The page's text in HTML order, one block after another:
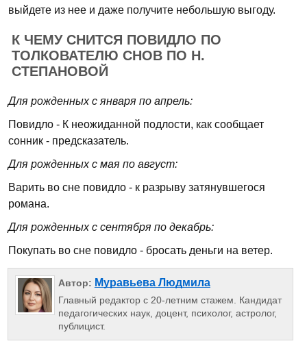
выйдете из нее и даже получите небольшую выгоду.
К ЧЕМУ СНИТСЯ ПОВИДЛО ПО
ТОЛКОВАТЕЛЮ СНОВ ПО Н.
СТЕПАНОВОЙ
Для рожденных с января по апрель:
Повидло - К неожиданной подлости, как сообщает
сонник - предсказатель.
Для рожденных с мая по август:
Варить во сне повидло - к разрыву затянувшегося
романа.
Для рожденных с сентября по декабрь:
Покупать во сне повидло - бросать деньги на ветер.
Автор: Муравьева Людмила
Главный редактор с 20-летним стажем. Кандидат
педагогических наук, доцент, психолог, астролог,
публицист.